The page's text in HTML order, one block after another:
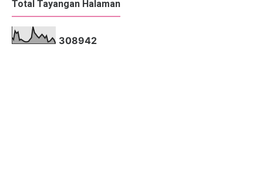
Total Tayangan Halaman
308942